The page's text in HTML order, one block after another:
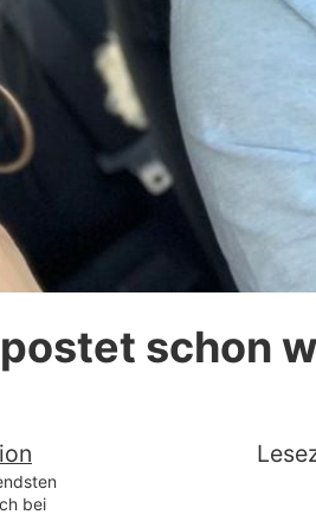
runterladen
Richtlinien
Impressum
schon
bei